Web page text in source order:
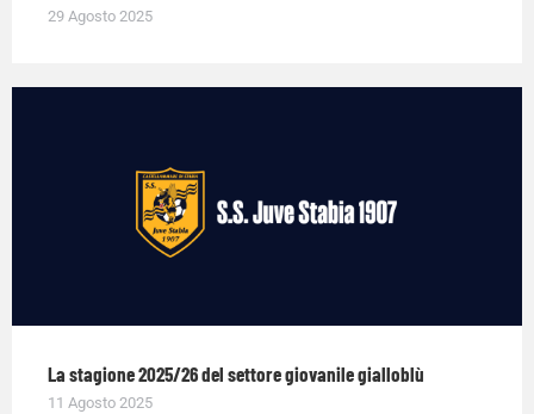
29 Agosto 2025
La stagione 2025/26 del settore giovanile gialloblù
11 Agosto 2025